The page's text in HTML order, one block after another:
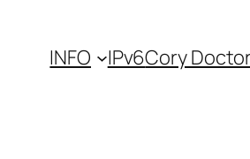
INFO IPv6Cory